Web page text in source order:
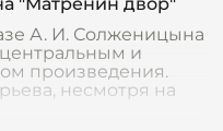
А. И. Солженицына
и
произведения.
несмотря на